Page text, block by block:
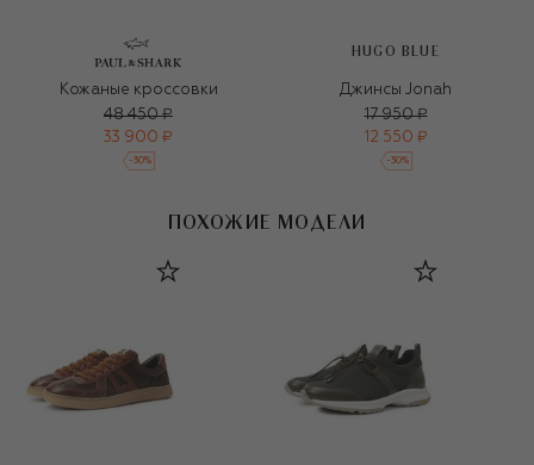
Кожаные кроссовки
48 450 ₽
33 900 ₽
-30%
HUGO BLUE
Джинсы Jonah
17 950 ₽
12 550 ₽
-30%
ПОХОЖИЕ МОДЕЛИ